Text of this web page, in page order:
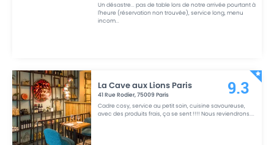
Un désastre... pas de table lors de notre arrivée pourtant à
l'heure (réservation non trouvée), service long, menu
incom...
La Cave aux Lions Paris
41 Rue Rodier,75009 Paris
Cadre cosy, service au petit soin, cuisine savoureuse,
avec des produits frais, ça se sent !!!! Nous reviendrons....
9.3